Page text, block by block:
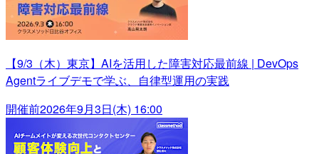
【9/3（木）東京】AIを活用した障害対応最前線 | DevOps
Agentライブデモで学ぶ、自律型運用の実践
開催前2026年9月3日(木) 16:00